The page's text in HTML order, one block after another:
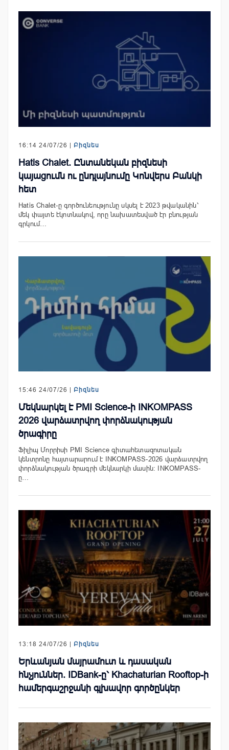
16:14 24/07/26 | Բիզնես
Hatis Chalet. Ընտանեկան բիզնեսի
կայացումն ու ընդլայնումը Կոնվերս Բանկի
հետ
Hatis Chalet-ը գործունեությունը սկսել է 2023 թվականին՝
մեկ փայտե էկոտնակով, որը նախատեսված էր բնության
գրկում…
15:46 24/07/26 | Բիզնես
Մեկնարկել է PMI Science-ի INKOMPASS
2026 վարձատրվող փորձնակության
ծրագիրը
Ֆիլիպ Մորրիսի PMI Science գիտահետազոտական
կենտրոնը հայտարարում է INKOMPASS-2026 վարձատրվող
փորձնակության ծրագրի մեկնարկի մասին։ INKOMPASS-
ը…
13:18 24/07/26 | Բիզնես
Երևանյան մայրամուտ և դասական
հնչյուններ. IDBank-ը՝ Khachaturian Rooftop-ի
համերգաշրջանի գլխավոր գործընկեր